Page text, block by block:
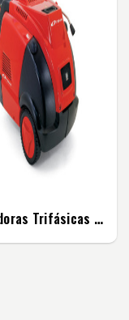
Lavadoras Trifásicas De 175 Bar